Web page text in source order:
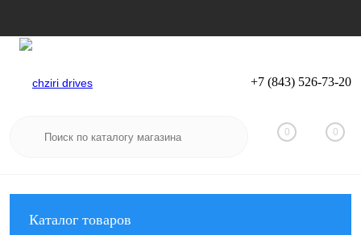
Вход Регистрация
+7 (843) 526-73-20
0 0
Каталог товаров